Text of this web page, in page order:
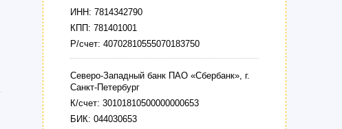
ИНН: 7814342790
КПП: 781401001
Р/счет: 40702810555070183750
Северо-Западный банк ПАО «Сбербанк», г.
Санкт-Петербург
К/счет: 30101810500000000653
БИК: 044030653